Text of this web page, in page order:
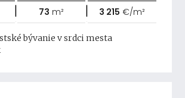
| 73 m² | 3 215 €/m²
bývanie v srdci mesta